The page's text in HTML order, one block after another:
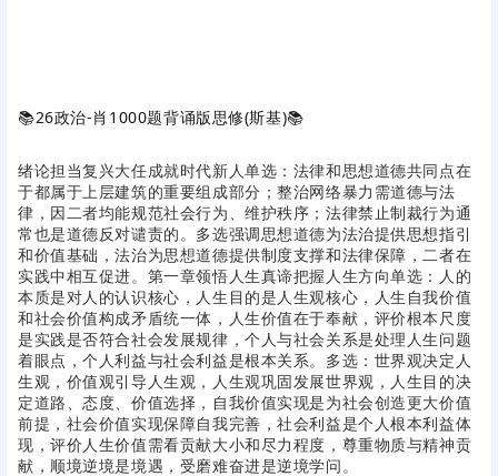
📚26政治-肖1000题背诵版思修(斯基)📚
绪论担当复兴大任成就时代新人单选：法律和思想道德共同点在
于都属于上层建筑的重要组成部分；整治网络暴力需道德与法
律，因二者均能规范社会行为、维护秩序；法律禁止制裁行为通
常也是道德反对谴责的。多选强调思想道德为法治提供思想指引
和价值基础，法治为思想道德提供制度支撑和法律保障，二者在
实践中相互促进。第一章领悟人生真谛把握人生方向单选：人的
本质是对人的认识核心，人生目的是人生观核心，人生自我价值
和社会价值构成矛盾统一体，人生价值在于奉献，评价根本尺度
是实践是否符合社会发展规律，个人与社会关系是处理人生问题
着眼点，个人利益与社会利益是根本关系。多选：世界观决定人
生观，价值观引导人生观，人生观巩固发展世界观，人生目的决
定道路、态度、价值选择，自我价值实现是为社会创造更大价值
前提，社会价值实现保障自我完善，社会利益是个人根本利益体
现，评价人生价值需看贡献大小和尽力程度，尊重物质与精神贡
献，顺境逆境是境遇，受磨难奋进是逆境学问。